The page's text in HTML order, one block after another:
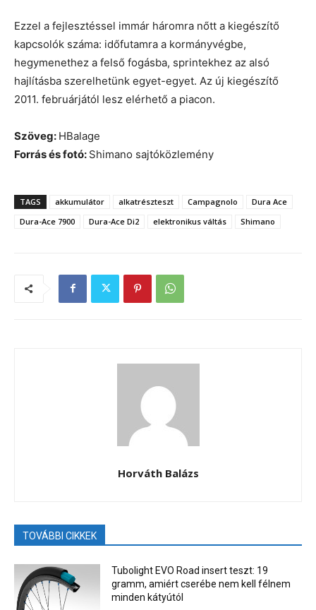
Ezzel a fejlesztéssel immár háromra nőtt a kiegészítő
kapcsolók száma: időfutamra a kormányvégbe,
hegymenethez a felső fogásba, sprintekhez az alsó
hajlításba szerelhetünk egyet-egyet. Az új kiegészítő
2011. februárjától lesz elérhető a piacon.
Szöveg: HBalage
Forrás és fotó: Shimano sajtóközlemény
TAGS akkumulátor alkatrészteszt Campagnolo
Dura Ace
Dura-Ace 7900
Dura-Ace Di2 elektronikus váltás Shimano
Horváth Balázs
TOVÁBBI CIKKEK
Tubolight EVO Road insert teszt: 19
gramm, amiért cserébe nem kell félnem
minden kátyútól